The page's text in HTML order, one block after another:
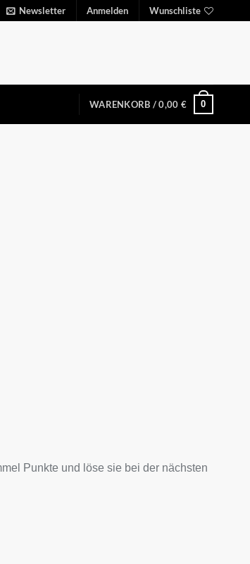
Newsletter Anmelden Wunschliste
WARENKORB /0,00 € 0
Punkte und löse sie bei der nächsten